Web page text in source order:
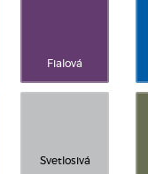
Fialová
Svetlosivá